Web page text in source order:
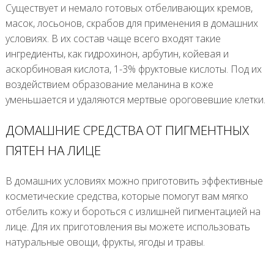
Существует и немало готовых отбеливающих кремов,
масок, лосьонов, скрабов для применения в домашних
условиях. В их состав чаще всего входят такие
ингредиенты, как гидрохинон, арбутин, койевая и
аскорбиновая кислота, 1-3% фруктовые кислоты. Под их
воздействием образование меланина в коже
уменьшается и удаляются мертвые ороговевшие клетки.
ДОМАШНИЕ СРЕДСТВА ОТ ПИГМЕНТНЫХ
ПЯТЕН НА ЛИЦЕ
В домашних условиях можно приготовить эффективные
косметические средства, которые помогут вам мягко
отбелить кожу и бороться с излишней пигментацией на
лице. Для их приготовления вы можете использовать
натуральные овощи, фрукты, ягоды и травы.